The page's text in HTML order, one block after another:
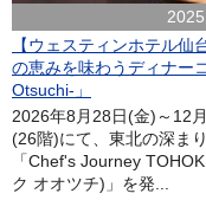
【ウェスティンホテル
の恵みを味わうディナー
Otsuchi-」
2026年8月28日(金)～12
(26階)にて、東北の深ま
「Chef's Journey
ク オオツチ)」を発...